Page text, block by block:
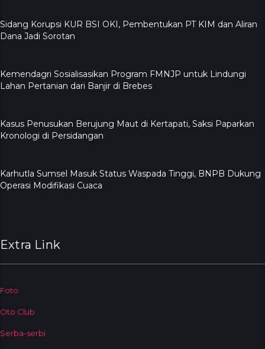
Sidang Korupsi KUR BSI OKI, Pembentukan PT KIM dan Aliran
Dana Jadi Sorotan
Kemendagri Sosialisasikan Program FMNJP untuk Lindungi
Lahan Pertanian dari Banjir di Brebes
Kasus Penusukan Berujung Maut di Kertapati, Saksi Paparkan
Kronologi di Persidangan
Karhutla Sumsel Masuk Status Waspada Tinggi, BNPB Dukung
Operasi Modifikasi Cuaca
Extra Link
Foto
Oto Club
Serba-serbi